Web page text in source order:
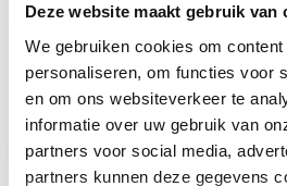
Deze website maakt gebruik van
We gebruiken cookies om
personaliseren, om functies voor
en om ons websiteverkeer te
informatie over uw gebruik van
partners voor social media,
partners kunnen deze gegevens
Greenskin - Warpaints Air - 18ml -
€3,05
Op voorraad